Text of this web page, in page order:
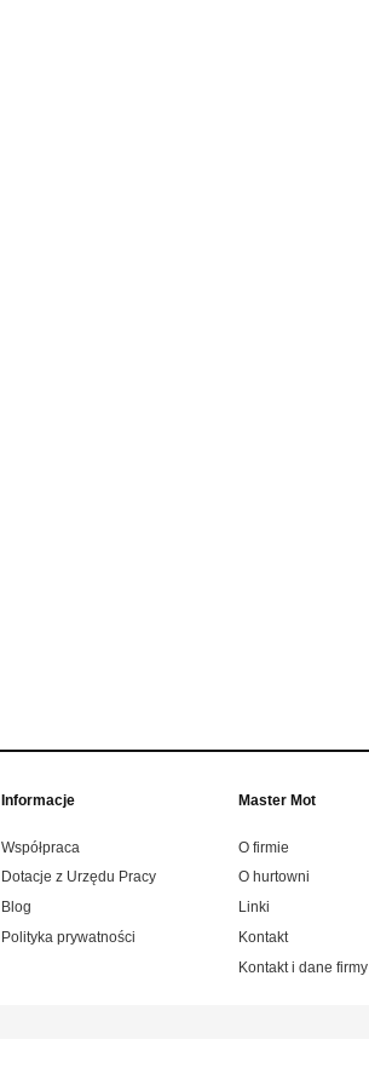
Informacje
Współpraca
Dotacje z Urzędu Pracy
Blog
Polityka prywatności
Master Mot
O firmie
O hurtowni
Linki
Kontakt
Kontakt i dane firmy